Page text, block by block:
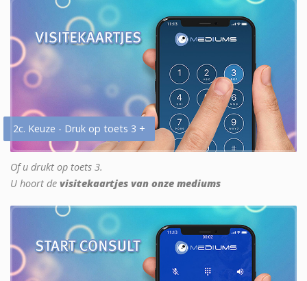
2c. Keuze - Druk op toets 3 +
Of u drukt op toets 3.
U hoort de visitekaartjes van onze mediums